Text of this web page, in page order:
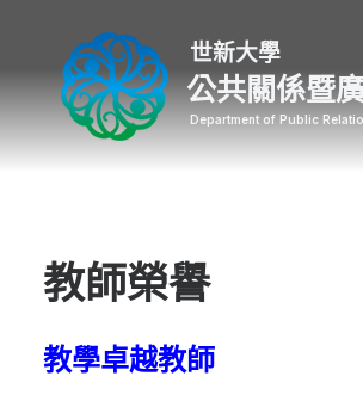
公共關係暨
教師榮譽
教學卓越教師